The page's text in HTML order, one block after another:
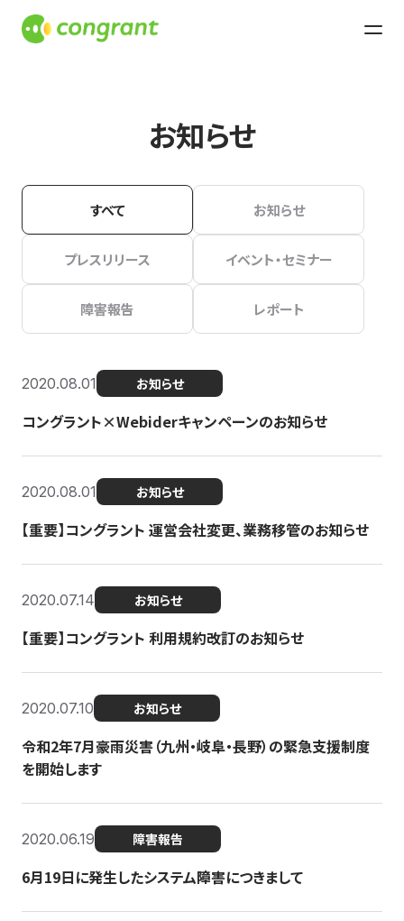
お知らせ
すべて お知らせ
プレスリリース イベント・セミナー
障害報告 レポート
2020.08.01 お知らせ
コングラント×Webiderキャンペーンのお知らせ
2020.08.01 お知らせ
【重要】コングラント 運営会社変更、業務移管のお知らせ
2020.07.14 お知らせ
【重要】コングラント 利用規約改訂のお知らせ
2020.07.10 お知らせ
令和2年7月豪雨災害（九州・岐阜・長野）の緊急支援制度
を開始します
2020.06.19 障害報告
6月19日に発生したシステム障害につきまして